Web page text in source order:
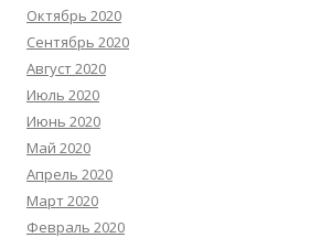
Октябрь 2020
Сентябрь 2020
Август 2020
Июль 2020
Июнь 2020
Май 2020
Апрель 2020
Март 2020
Февраль 2020